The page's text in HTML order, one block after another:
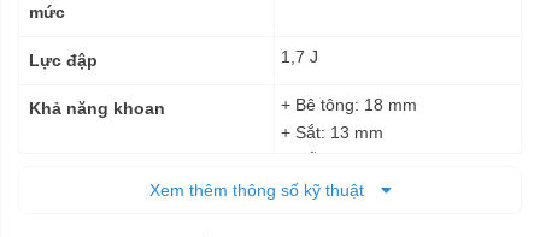
mức
Lực đập 1,7 J
Khả năng khoan
+ Bê tông: 18 mm
+ Sắt: 13 mm
+ Xoay trái: 450 – 1.550
Xem thêm thông số kỹ thuật